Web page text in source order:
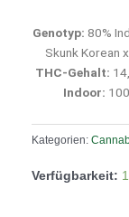
Genotyp: 80%
Skunk Korean
THC-Gehalt:
Indoor:
Kategorien:
Verfügbarkeit: